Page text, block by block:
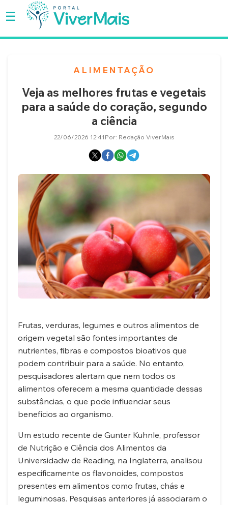
☰
ESTAR
MULHER
FAMÍLIA
ALIMENTAÇÃO
FITNESS
ESPECIALISTAS
DOS
ESPECIALISTAS
COLUNISTAS
ALIMENTAÇÃO
Veja as melhores frutas e vegetais
para a saúde do coração, segundo
a ciência
22/06/2026 12:41 Por: Redação ViverMais
Frutas, verduras, legumes e outros alimentos de
origem vegetal são fontes importantes de
nutrientes, fibras e compostos bioativos que
podem contribuir para a saúde. No entanto,
pesquisadores alertam que nem todos os
alimentos oferecem a mesma quantidade dessas
substâncias, o que pode influenciar seus
benefícios ao organismo.
Um estudo recente de Gunter Kuhnle, professor
de Nutrição e Ciência dos Alimentos da
Universidadw de Reading, na Inglaterra, analisou
especificamente os flavonoides, compostos
presentes em alimentos como frutas, chás e
leguminosas. Pesquisas anteriores já associaram o